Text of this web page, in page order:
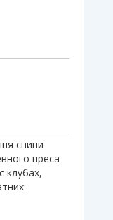
спини
преса
клубах,